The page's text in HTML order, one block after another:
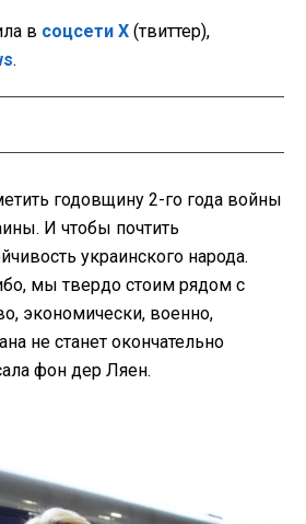
в соцсети X (твиттер),
.
годовщину 2-го года войны
И чтобы почтить
украинского народа.
мы твердо стоим рядом с
экономически, военно,
не станет окончательно
фон дер Ляен.